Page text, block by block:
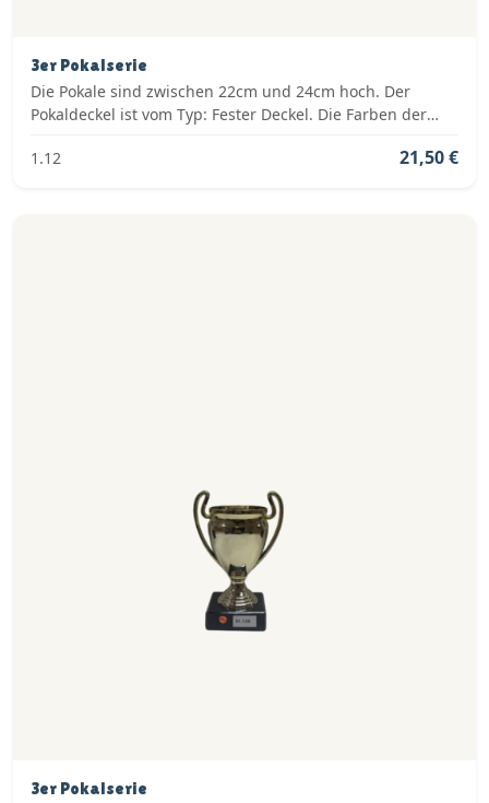
3er Pokalserie
Die Pokale sind zwischen 22cm und 24cm hoch. Der
Pokaldeckel ist vom Typ: Fester Deckel. Die Farben der
1.12
21,50 €
3er Pokalserie